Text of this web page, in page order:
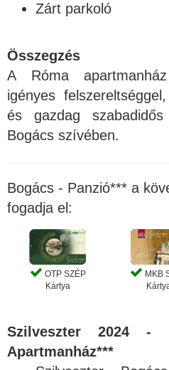
Zárt parkoló
Összegzés
A Róma
igényes
és gazdag
Bogács szívében.
Bogács - Panzió*** a
fogadja el:
OTP SZÉP
Kártya
MKB
Szilveszter 2024
Apartmanház***